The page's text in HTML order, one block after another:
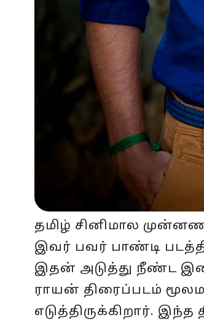
தமிழ் சினிமால
இவர் பவர் பாண்டி
இதன் அடுத்து நீண்ட
ராயன் திரைப்படம்
எடுத்திருக்கிறார்.